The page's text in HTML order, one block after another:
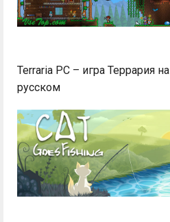
Terraria PC – игра Террария на
русском